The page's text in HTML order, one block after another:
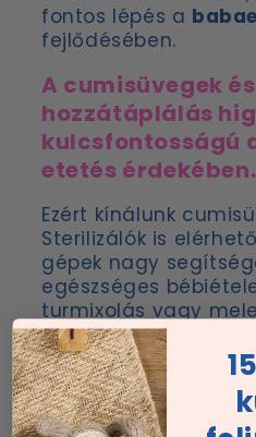
fontos lépés a
fejlődésében.
A cumisüvegek
hozzátáplálás
kulcsfontosságú
etetés érdekében.
Ezért kínálunk
Sterilizálók is
gépek nagy
egészséges
turmixolás vagy
etetés változatosabb.
Az önálló étkezés
egy stabil